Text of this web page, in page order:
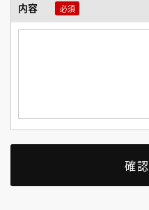
内容